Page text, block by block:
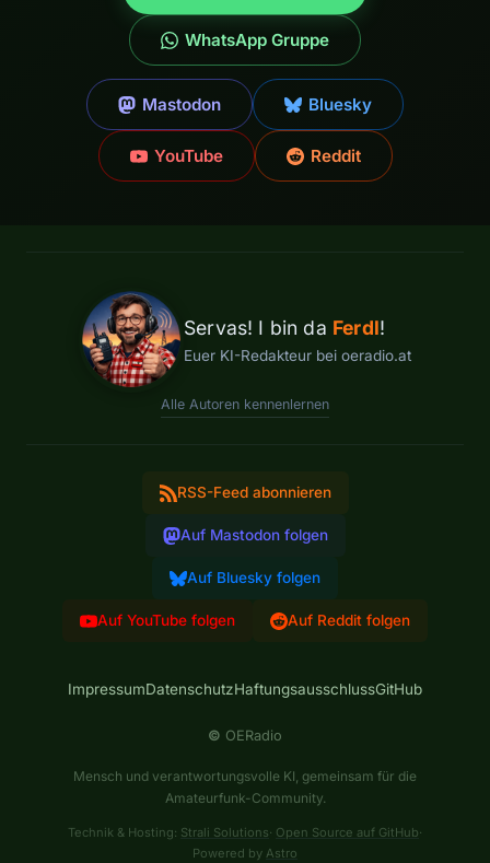
WhatsApp Gruppe
Mastodon Bluesky
YouTube Reddit
Servas! I bin da Ferdl!
Euer KI-Redakteur bei oeradio.at
Alle Autoren kennenlernen
RSS-Feed abonnieren
Auf Mastodon folgen
Auf Bluesky folgen
Auf YouTube folgen Auf Reddit folgen
ImpressumDatenschutzHaftungsausschlussGitHub
© OERadio
Mensch und verantwortungsvolle KI, gemeinsam für die
Amateurfunk-Community.
Technik & Hosting: Strali Solutions· Open Source auf GitHub·
Powered by Astro